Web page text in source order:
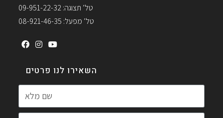
טל’ תצוגה: 09-951-22-32
טל’ מפעל: 08-921-46-35
השאירו לנו פרטים